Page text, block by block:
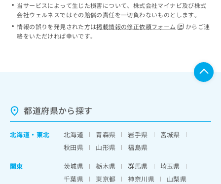
当サービスによって生じた損害について、株式会社マイナビ及び株式
会社ウェルネスではその賠償の責任を一切負わないものとします。
情報の誤りを発見された方は掲載情報の修正依頼フォーム
からご連
絡をいただければ幸いです。
都道府県から探す
北海道 ・ 東北 北海道 青森県 岩手県
宮城県
秋田県
山形県
福島県
関東
茨城県 栃木県 群馬県
埼玉県
千葉県
東京都 神奈川県
山梨県